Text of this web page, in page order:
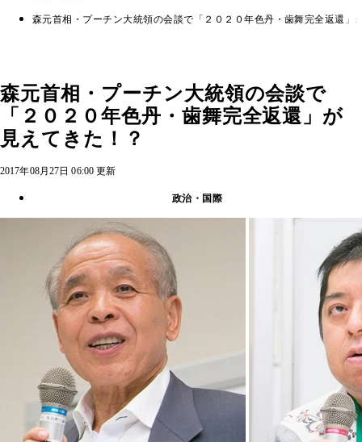
森元首相・プーチン大統領の会談で「２０２０年色丹・歯舞完全返還」
森元首相・プーチン大統領の会談で
「２０２０年色丹・歯舞完全返還」が
見えてきた！？
2017年08月27日 06:00 更新
政治・国際